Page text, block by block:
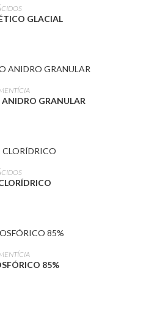
MAIS
GLACIAL
MAIS
GRANULAR
MAIS
MAIS
85%